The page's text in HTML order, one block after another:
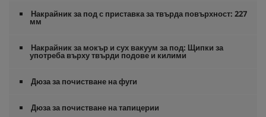
Накрайник за под с приставка за твърда повърхност: 227
мм
Накрайник за мокър и сух вакуум за под: Щипки за
употреба върху твърди подове и килими
Дюза за почистване на фуги
Дюза за почистване на тапицерии